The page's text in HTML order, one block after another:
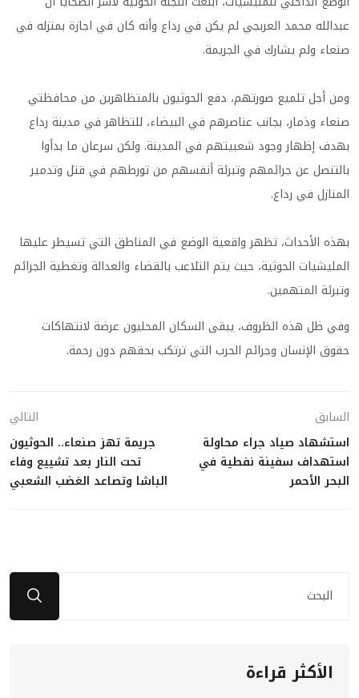
عبدالله محمد العربجي لم يكن في رداع وأنه كان في اجازة بمنزله في
صنعاء ولم يشارك في الجريمة.
ومن أجل تلميع صورتهم، دفع الحوثيون بالمتظاهرين من محافظتي
صنعاء وذمار، بجانب عناصرهم في البيضاء، للتظاهر في مدينة رداع
بهدف إظهار وجود شعبيتهم في المدينة. ولكن سرعان ما بدأوا
بالتنصل عن جرائمهم وتبرئة أنفسهم من تورطهم في قتل وتدمير
المنازل في رداع.
بهذه الأحداث، تظهر واقعية الوضع في المناطق التي تسيطر عليها
المليشيات الحوثية، حيث يتم التلاعب بالقضاء والعدالة وتغطية الجرائم
وتبرئة المتهمين.
وفي ظل هذه الظروف، يبقى السكان المحليون عرضة لانتهاكات
حقوق الإنسان وجرائم الحرب التي ترتكب بحقهم دون رحمة.
السابق
استشهاد صياد جراء محاولة
استهداف سفينة نفطية في
البحر الأحمر
التالي
جريمة تهز صنعاء.. الحوثيون
تحت النار بعد تشييع وفاء
الباشا وتصاعد الغضب الشعبي
الأكثر قراءة